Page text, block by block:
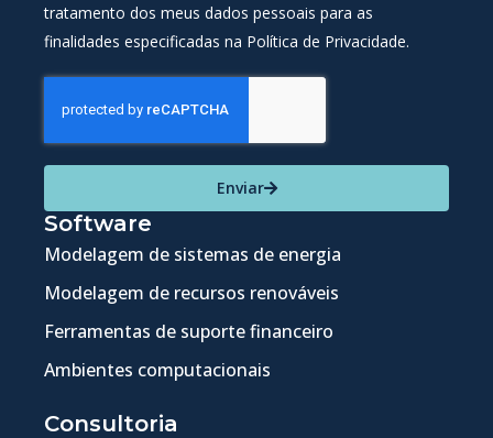
tratamento dos meus dados pessoais para as
finalidades especificadas na Política de Privacidade.
Enviar
Software
Modelagem de sistemas de energia
Modelagem de recursos renováveis
Ferramentas de suporte financeiro
Ambientes computacionais
Consultoria